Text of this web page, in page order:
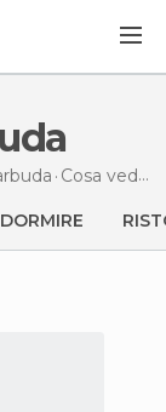
Cosa vedere